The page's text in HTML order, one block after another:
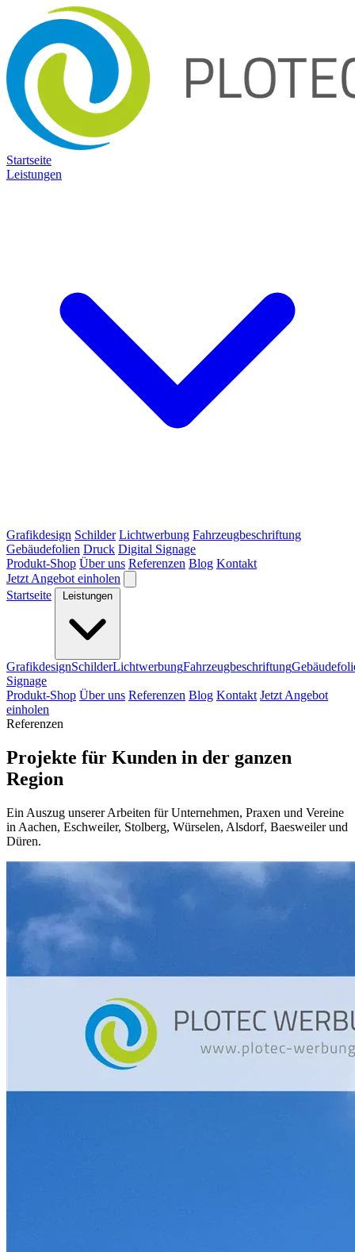
Startseite
Leistungen
Grafikdesign Schilder Lichtwerbung Fahrzeugbeschriftung
Gebäudefolien Druck Digital Signage
Produkt-Shop Über uns Referenzen Blog Kontakt
Jetzt Angebot einholen
Startseite
GrafikdesignSchilderLichtwerbungFahrzeugbeschriftung
Signage
Produkt-Shop Über uns Referenzen Blog Kontakt Jetzt Angebot
einholen
Referenzen
Projekte für Kunden in der ganzen
Region
Ein Auszug unserer Arbeiten für Unternehmen, Praxen und Vereine
in Aachen, Eschweiler, Stolberg, Würselen, Alsdorf, Baesweiler und
Düren.